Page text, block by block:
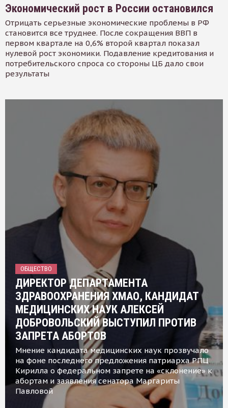
Экономический рост в России остановился
Отрицать серьезные экономические проблемы в РФ
становится все труднее. После сокращения ВВП в
первом квартале на 0,6% второй квартал показал
нулевой рост экономики. Подавление кредитования и
потребительского спроса со стороны ЦБ дало свои
результаты
ОБЩЕСТВО
ДИРЕКТОР ДЕПАРТАМЕНТА
ЗДРАВООХРАНЕНИЯ ХМАО, КАНДИДАТ
МЕДИЦИНСКИХ НАУК АЛЕКСЕЙ
ДОБРОВОЛЬСКИЙ ВЫСТУПИЛ ПРОТИВ
ЗАПРЕТА АБОРТОВ
Мнение кандидата медицинских наук прозвучало
на фоне последнего предложения патриарха РПЦ
Кирилла о федеральном запрете на «склонение» к
абортам и заявления сенатора Маргариты
Павловой